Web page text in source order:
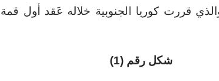
إلى العام الحالي (2024م)، والذي قررت كوريا الجنوبية خلاله
شكل رقم (1)